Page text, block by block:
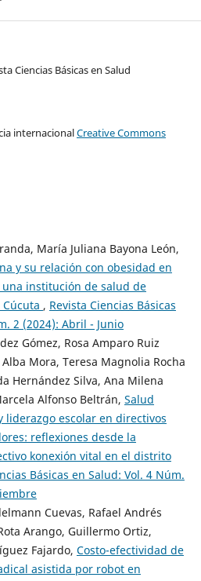
Ciencias Básicas en Salud
internacionalCreative Commons
María Juliana Bayona León,
y su relación con obesidad en
institución de salud de
, Revista Ciencias Básicas
2 (2024): Abril - Junio
Gómez, Rosa Amparo Ruiz
Mora, Teresa Magnolia Rocha
Hernández Silva, Ana Milena
Alfonso Beltrán, Salud
liderazgo escolar en directivos
reflexiones desde la
konexión vital en el distrito
Básicas en Salud: Vol. 4 Núm.
Cuevas, Rafael Andrés
Arango, Guillermo Ortiz,
Fajardo, Costo-efectividad de
asistida por robot en